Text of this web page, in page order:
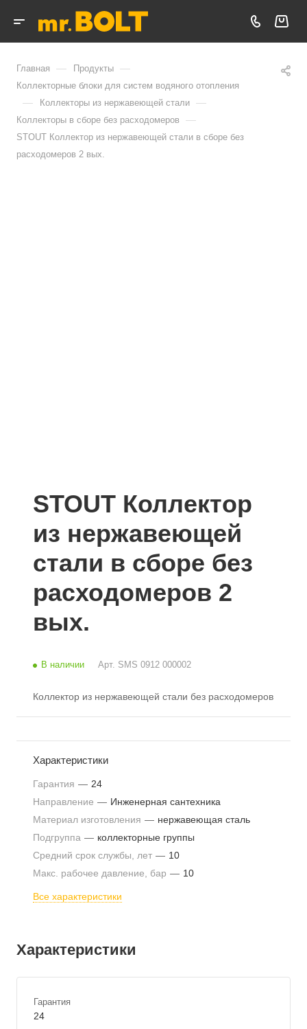
Главная — Продукты —
Коллекторные блоки для систем водяного отопления
— Коллекторы из нержавеющей стали —
Коллекторы в сборе без расходомеров —
STOUT Коллектор из нержавеющей стали в сборе без
расходомеров 2 вых.
STOUT Коллектор
из нержавеющей
стали в сборе без
расходомеров 2
вых.
В наличии Арт. SMS 0912 000002
Коллектор из нержавеющей стали без расходомеров
Характеристики
Гарантия — 24
Направление — Инженерная сантехника
Материал изготовления — нержавеющая сталь
Подгруппа — коллекторные группы
Средний срок службы, лет — 10
Макс. рабочее давление, бар — 10
Все характеристики
Характеристики
Гарантия
24